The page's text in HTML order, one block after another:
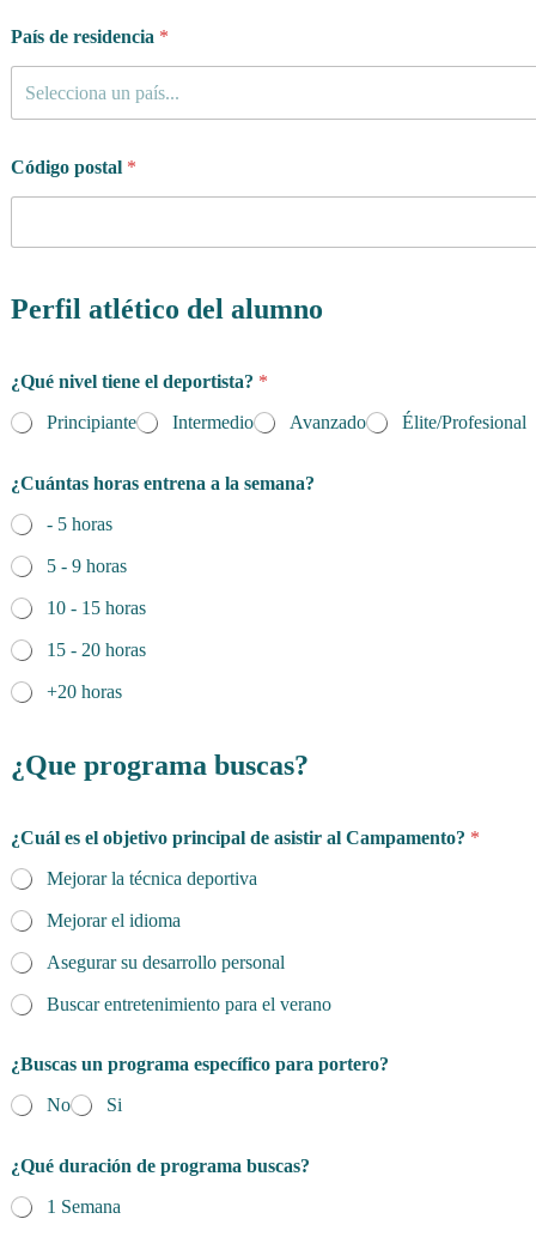
País de residencia *
Selecciona un país...
Código postal *
Perfil atlético del alumno
¿Qué nivel tiene el deportista? *
Principiante
Intermedio Avanzado Élite/Profesional
¿Cuántas horas entrena a la semana?
- 5 horas
5 - 9 horas
10 - 15 horas
15 - 20 horas
+20 horas
v
*
p
a
d
e
m
r
e
u
o
¿Que programa buscas?
¿Cuál es el objetivo principal de asistir al Campamento? *
Mejorar la técnica deportiva
Mejorar el idioma
Asegurar su desarrollo personal
Buscar entretenimiento para el verano
¿Buscas un programa específico para portero?
No
Si
¿Qué duración de programa buscas?
1 Semana